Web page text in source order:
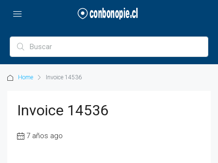
Home Invoice 14536
Invoice 14536
7 años ago